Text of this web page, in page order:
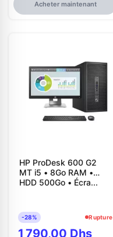
Acheter maintenant
HP ProDesk 600 G2
MT i5 • 8Go RAM •
HDD 500Go • Écra...
-28% Rupture
1 790,00 Dhs